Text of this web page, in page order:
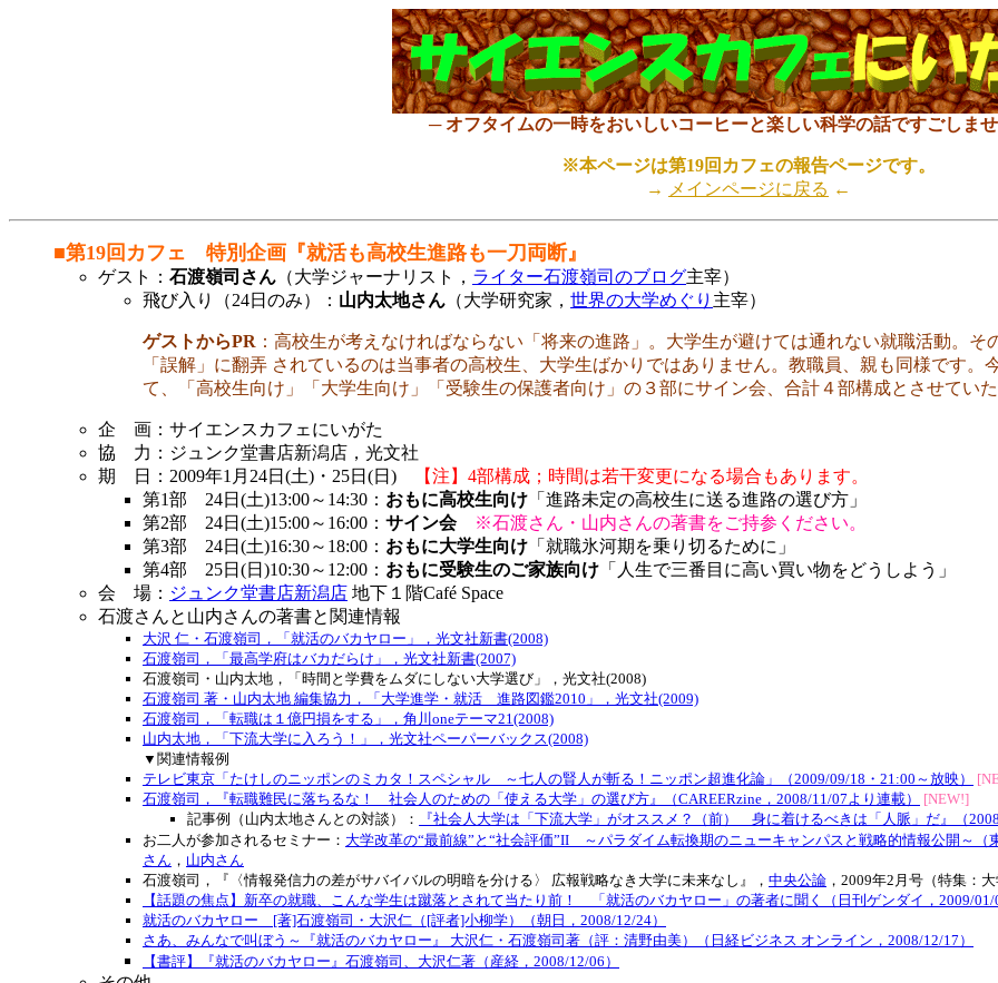
─ オフタイムの一時をおいしいコーヒーと楽しい科学の話ですごしま
※本ページは第19回カフェの報告ページです。
→
メインページに戻る ←
■第19回カフェ 特別企画『就活も高校生進路も一刀両断』
ゲスト： 石渡嶺司さん （大学ジャーナリスト， ライター石渡嶺司のブログ主宰）
飛び入り（24日のみ）： 山内太地さん （大学研究家， 世界の大学めぐり 主宰）
ゲストからPR ：高校生が考えなければならない「将来の進路」。大学生が避けては通れない就職活動。
「誤解」に翻弄 されているのは当事者の高校生、大学生ばかりではありません。教職員、親も同様です
て、「高校生向け」「大学生向け」「受験生の保護者向け」の３部にサイン会、合計４部構成とさせてい
企 画：サイエンスカフェにいがた
協 力：ジュンク堂書店新潟店，光文社
期 日：2009年1月24日(土)・25日(日)
【注】4部構成；時間は若干変更になる場合もあります。
第1部 24日(土)13:00～14:30： おもに高校生向け 「進路未定の高校生に送る進路の選び方」
第2部 24日(土)15:00～16:00： サイン会
※石渡さん・山内さんの著書をご持参ください。
第3部 24日(土)16:30～18:00： おもに大学生向け 「就職氷河期を乗り切るために」
第4部 25日(日)10:30～12:00： おもに受験生のご家族向け 「人生で三番目に高い買い物をどうしよう」
会 場： ジュンク堂書店新潟店 地下１階Café Space
石渡さんと山内さんの著書と関連情報
大沢 仁・石渡嶺司，「就活のバカヤロー」，光文社新書(2008)
石渡嶺司，「最高学府はバカだらけ」，光文社新書(2007)
石渡嶺司・山内太地，「時間と学費をムダにしない大学選び」，光文社(2008)
石渡嶺司 著・山内太地 編集協力，「大学進学・就活 進路図鑑2010」，光文社(2009)
石渡嶺司，「転職は１億円損をする」，角川oneテーマ21(2008)
山内太地，「下流大学に入ろう！」，光文社ペーパーバックス(2008)
▼関連情報例
テレビ東京「たけしのニッポンのミカタ！スペシャル ～七人の賢人が斬る！ニッポン超進化論」（2009/09/18・21:00～放映）
石渡嶺司，『転職難民に落ちるな！ 社会人のための「使える大学」の選び方』（CAREERzine，2008/11/07より連載）
[NEW!]
記事例（山内太地さんとの対談）：
『社会人大学は「下流大学」がオススメ？（前） 身に着けるべきは「人脈」だ』（
お二人が参加されるセミナー： 大学改革の“最前線”と“社会評価”II ～パラダイム転換期のニューキャンパスと戦略的情報公開～（
さん ， 山内さん
石渡嶺司，『〈情報発信力の差がサバイバルの明暗を分ける〉 広報戦略なき大学に未来なし』， 中央公論 ，2009年2月号（特集：大
【話題の焦点】新卒の就職、こんな学生は蹴落とされて当たり前！ 「就活のバカヤロー」の著者に聞く（日刊ゲンダイ，2009/01/
就活のバカヤロー [著]石渡嶺司・大沢仁（[評者]小柳学）（朝日，2008/12/24）
さあ、みんなで叫ぼう～『就活のバカヤロー』 大沢仁・石渡嶺司著（評：清野由美）（日経ビジネス オンライン，2008/12/17）
【書評】『就活のバカヤロー』石渡嶺司、大沢仁著（産経，2008/12/06）